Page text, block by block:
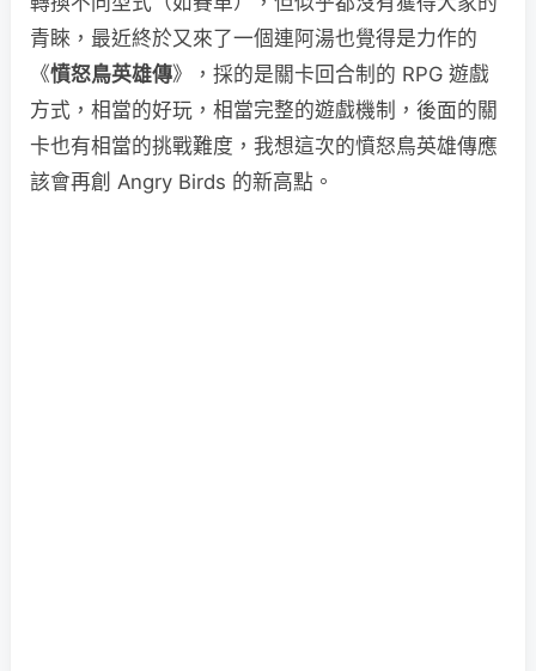
青睞，最近終於又來了一個連阿湯也覺得是力作的
《憤怒鳥英雄傳》，採的是關卡回合制的 RPG 遊戲
方式，相當的好玩，相當完整的遊戲機制，後面的關
卡也有相當的挑戰難度，我想這次的憤怒鳥英雄傳應
該會再創 Angry Birds 的新高點。